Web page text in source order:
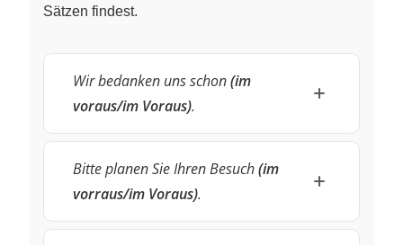
Sätzen findest.
Wir bedanken uns schon(im
voraus/im Voraus).
Bitte planen Sie Ihren Besuch(im
vorraus/im Voraus).